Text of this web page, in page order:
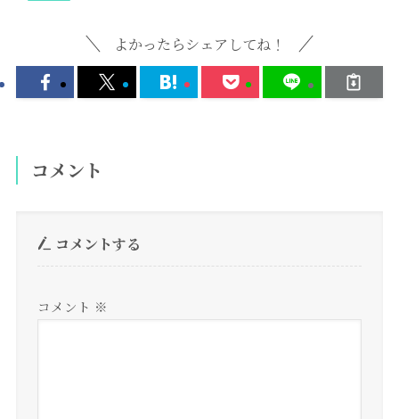
よかったらシェアしてね！
コメント
コメントする
コメント ※